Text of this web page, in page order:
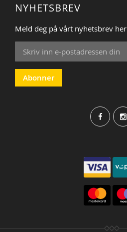
NYHETSBREV
Meld deg på vårt nyhetsbrev her
Sign
Up
for
Our
Newsletter:
Abonner